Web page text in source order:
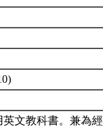
文教科書。兼為